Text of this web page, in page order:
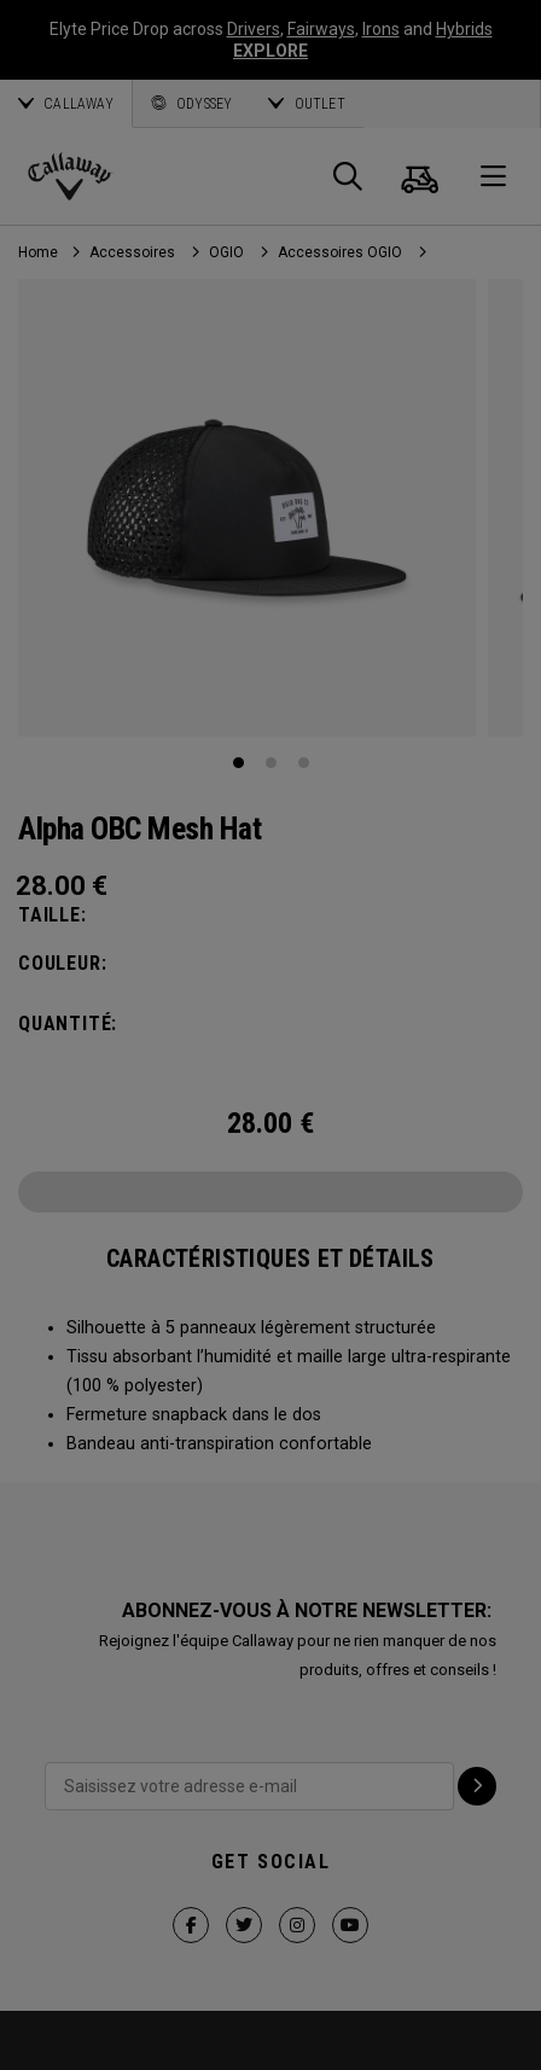
Elyte Price Drop across Drivers, Fairways, Irons and Hybrids
EXPLORE
CALLAWAY ODYSSEY OUTLET
Callaway
Golf
Panier
Home Accessoires OGIO Accessoires OGIO
Alpha OBC Mesh Hat
28.00 €
TAILLE:
COULEUR:
QUANTITÉ:
28.00 €
CARACTÉRISTIQUES ET DÉTAILS
Silhouette à 5 panneaux légèrement structurée
Tissu absorbant l’humidité et maille large ultra-respirante
(100 % polyester)
Fermeture snapback dans le dos
Bandeau anti-transpiration confortable
ABONNEZ-VOUS À NOTRE NEWSLETTER:
Rejoignez l'équipe Callaway pour ne rien manquer de nos
produits, offres et conseils !
GET SOCIAL